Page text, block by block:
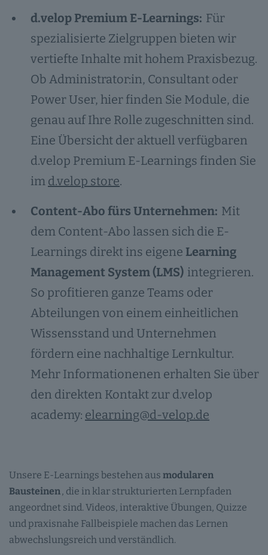
d.velop Premium E-Learnings: Für
spezialisierte Zielgruppen bieten wir
vertiefte Inhalte mit hohem Praxisbezug.
Ob Administrator:in, Consultant oder
Power User, hier finden Sie Module, die
genau auf Ihre Rolle zugeschnitten sind.
Eine Übersicht der aktuell verfügbaren
d.velop Premium E-Learnings finden Sie
im d.velop store.
Content-Abo fürs Unternehmen: Mit
dem Content-Abo lassen sich die E-
Learnings direkt ins eigene Learning
Management System (LMS) integrieren.
So profitieren ganze Teams oder
Abteilungen von einem einheitlichen
Wissensstand und Unternehmen
fördern eine nachhaltige Lernkultur.
Mehr Informationenen erhalten Sie über
den direkten Kontakt zur d.velop
academy: elearning@d-velop.de
Unsere E-Learnings bestehen aus modularen
Bausteinen, die in klar strukturierten Lernpfaden
angeordnet sind. Videos, interaktive Übungen, Quizze
und praxisnahe Fallbeispiele machen das Lernen
abwechslungsreich und verständlich.